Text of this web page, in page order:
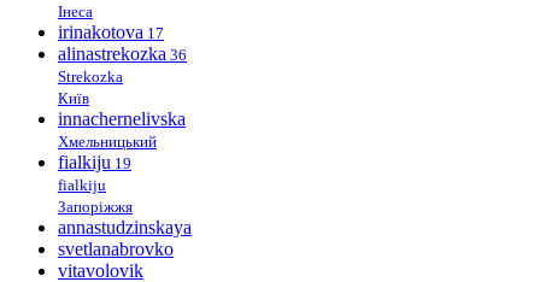
Інеса
irinakotova 17
alinastrekozka 36
Strekozka
Київ
innachernelivska
Хмельницький
fialkiju 19
fialkiju
Запоріжжя
annastudzinskaya
svetlanabrovko
vitavolovik